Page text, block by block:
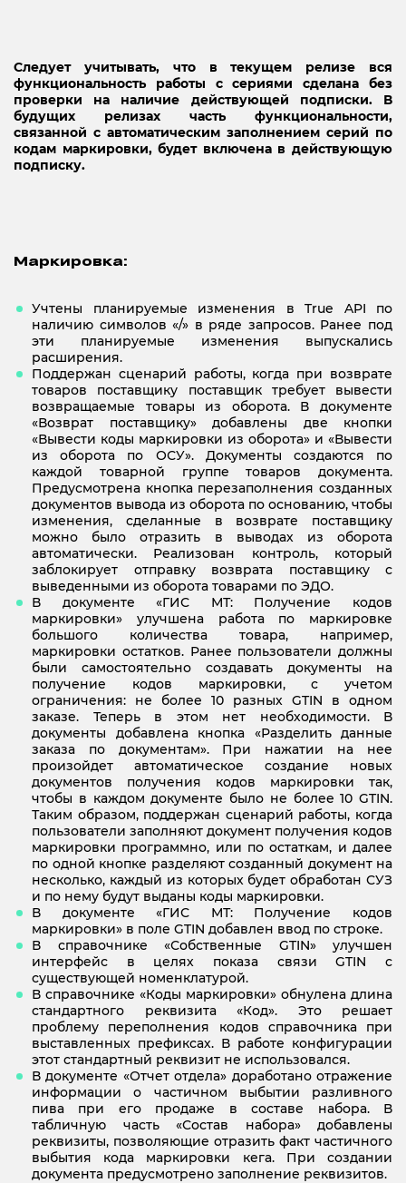
Следует учитывать, что в текущем релизе вся
функциональность работы с сериями сделана без
проверки на наличие действующей подписки. В
будущих релизах часть функциональности,
связанной с автоматическим заполнением серий по
кодам маркировки, будет включена в действующую
подписку.
Маркировка:
Учтены планируемые изменения в True API по
наличию символов «/» в ряде запросов. Ранее под
эти планируемые изменения выпускались
расширения.
Поддержан сценарий работы, когда при возврате
товаров поставщику поставщик требует вывести
возвращаемые товары из оборота. В документе
«Возврат поставщику» добавлены две кнопки
«Вывести коды маркировки из оборота» и «Вывести
из оборота по ОСУ». Документы создаются по
каждой товарной группе товаров документа.
Предусмотрена кнопка перезаполнения созданных
документов вывода из оборота по основанию, чтобы
изменения, сделанные в возврате поставщику
можно было отразить в выводах из оборота
автоматически. Реализован контроль, который
заблокирует отправку возврата поставщику с
выведенными из оборота товарами по ЭДО.
В документе «ГИС МТ: Получение кодов
маркировки» улучшена работа по маркировке
большого количества товара, например,
маркировки остатков. Ранее пользователи должны
были самостоятельно создавать документы на
получение кодов маркировки, с учетом
ограничения: не более 10 разных GTIN в одном
заказе. Теперь в этом нет необходимости. В
документы добавлена кнопка «Разделить данные
заказа по документам». При нажатии на нее
произойдет автоматическое создание новых
документов получения кодов маркировки так,
чтобы в каждом документе было не более 10 GTIN.
Таким образом, поддержан сценарий работы, когда
пользователи заполняют документ получения кодов
маркировки программно, или по остаткам, и далее
по одной кнопке разделяют созданный документ на
несколько, каждый из которых будет обработан СУЗ
и по нему будут выданы коды маркировки.
В документе «ГИС МТ: Получение кодов
маркировки» в поле GTIN добавлен ввод по строке.
В справочнике «Собственные GTIN» улучшен
интерфейс в целях показа связи GTIN с
существующей номенклатурой.
В справочнике «Коды маркировки» обнулена длина
стандартного реквизита «Код». Это решает
проблему переполнения кодов справочника при
выставленных префиксах. В работе конфигурации
этот стандартный реквизит не использовался.
В документе «Отчет отдела» доработано отражение
информации о частичном выбытии разливного
пива при его продаже в составе набора. В
табличную часть «Состав набора» добавлены
реквизиты, позволяющие отразить факт частичного
выбытия кода маркировки кега. При создании
документа предусмотрено заполнение реквизитов.